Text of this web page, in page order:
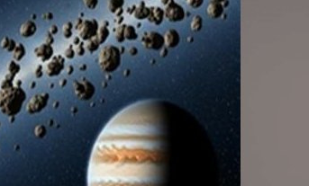
शरीर दे रहा था संकेत, लेकिन
Period खत्म होने के बाद भी
पहला IVF फेल होने के बाद
अपने उसूलों पर जिंदगी जी रही